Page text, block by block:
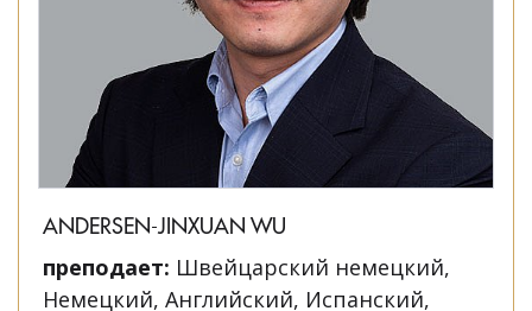
ANDERSEN-JINXUAN WU
преподает: Швейцарский немецкий,
Немецкий, Английский, Испанский,